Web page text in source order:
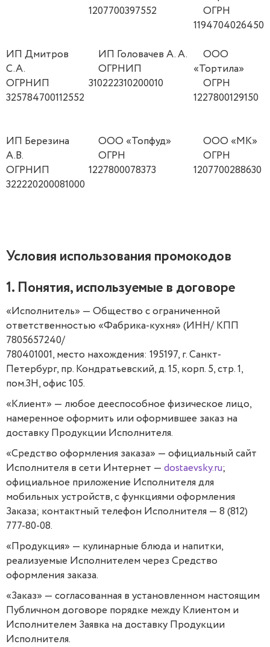
1207700397552
ОГРН
1194704026450
ИП Дмитров
С.А.
ОГРНИП
325784700112552
ИП Головачев А. А.
ОГРНИП
310222310200010
ООО
«Тортила»
ОГРН
1227800129150
ИП Березина
А.В.
ОГРНИП
322220200081000
ООО «Топфуд»
ОГРН
1227800078373
ООО «МК»
ОГРН
1207700288630
Условия использования промокодов
1. Понятия, используемые в договоре
«Исполнитель» — Общество с ограниченной
ответственностью «Фабрика-кухня» (ИНН/ КПП
7805657240/
780401001, место нахождения: 195197, г. Санкт-
Петербург, пр. Кондратьевский, д. 15, корп. 5, стр. 1,
пом.3Н, офис 105.
«Клиент» — любое дееспособное физическое лицо,
намеренное оформить или оформившее заказ на
доставку Продукции Исполнителя.
«Средство оформления заказа» — официальный сайт
Исполнителя в сети Интернет — dostaevsky.ru;
официальное приложение Исполнителя для
мобильных устройств, с функциями оформления
Заказа; контактный телефон Исполнителя — 8 (812)
777-80-08.
«Продукция» — кулинарные блюда и напитки,
реализуемые Исполнителем через Средство
оформления заказа.
«Заказ» — согласованная в установленном настоящим
Публичном договоре порядке между Клиентом и
Исполнителем Заявка на доставку Продукции
Исполнителя.